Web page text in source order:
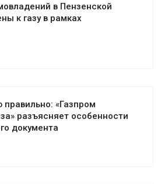
в Пензенской
к газу в рамках
«Газпром
разъясняет особенности
документа